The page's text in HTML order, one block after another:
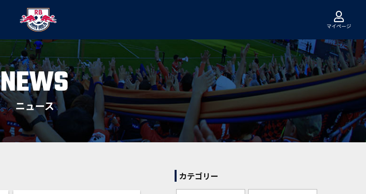
マイページ
NEWS
ニュース
カテゴリー